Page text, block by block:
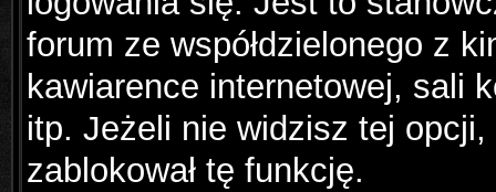
forum ze współdzielonego z
kawiarence internetowej, sali
itp. Jeżeli nie widzisz tej
zablokował tę funkcję.